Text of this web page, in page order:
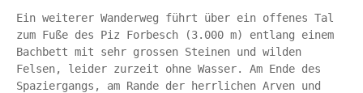
Ein weiterer Wanderweg führt über ein offenes Tal
zum Fuße des Piz Forbesch (3.000 m) entlang einem
Bachbett mit sehr grossen Steinen und wilden
Felsen, leider zurzeit ohne Wasser. Am Ende des
Spaziergangs, am Rande der herrlichen Arven und